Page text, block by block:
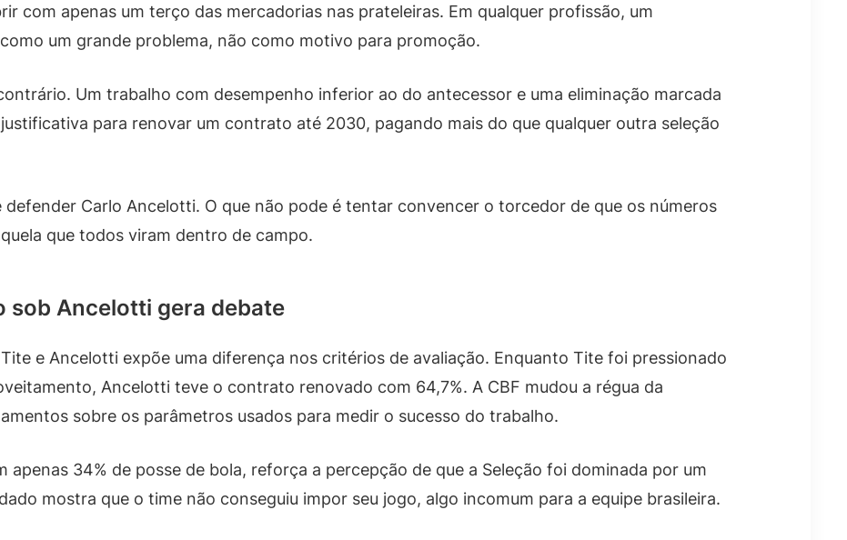
com apenas um terço das mercadorias nas prateleiras. Em qualquer profissão, um
um grande problema, não como motivo para promoção.
Um trabalho com desempenho inferior ao do antecessor e uma eliminação marcada
para renovar um contrato até 2030, pagando mais do que qualquer outra seleção
Carlo Ancelotti. O que não pode é tentar convencer o torcedor de que os números
que todos viram dentro de campo.
sob Ancelotti gera debate
e Ancelotti expõe uma diferença nos critérios de avaliação. Enquanto Tite foi pressionado
Ancelotti teve o contrato renovado com 64,7%. A CBF mudou a régua da
sobre os parâmetros usados para medir o sucesso do trabalho.
apenas 34% de posse de bola, reforça a percepção de que a Seleção foi dominada por um
mostra que o time não conseguiu impor seu jogo, algo incomum para a equipe brasileira.